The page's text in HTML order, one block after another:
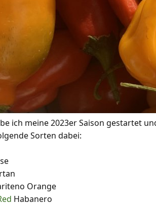
ich meine 2023er Saison gestartet
Sorten dabei:
Orange
Habanero